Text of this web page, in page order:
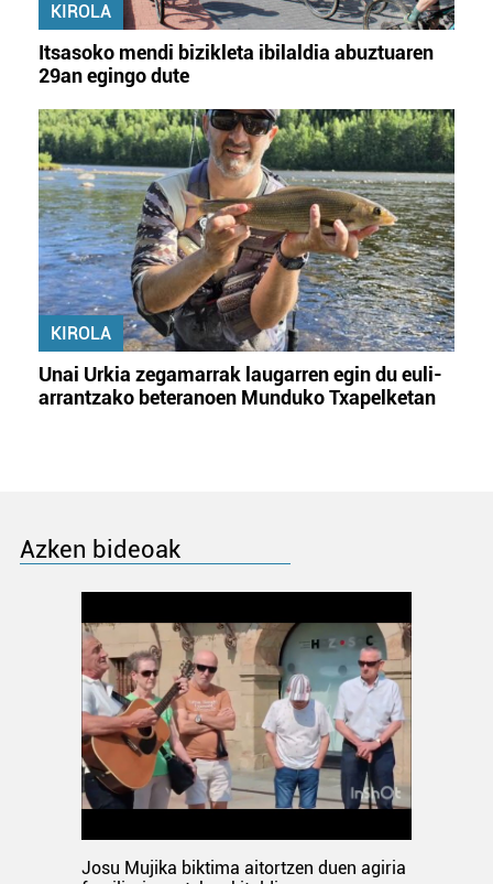
KIROLA
Itsasoko mendi bizikleta ibilaldia abuztuaren
29an egingo dute
KIROLA
Unai Urkia zegamarrak laugarren egin du euli-
arrantzako beteranoen Munduko Txapelketan
Azken bideoak
Josu Mujika biktima aitortzen duen agiria